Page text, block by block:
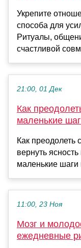
Укрепите
способа для
Ритуалы,
счастливой
21:00, 01 Дек
Как
маленькие
Как преодолеть
вернуть
маленькие шаги
11:00, 23 Ноя
Мозг и
ежедневные